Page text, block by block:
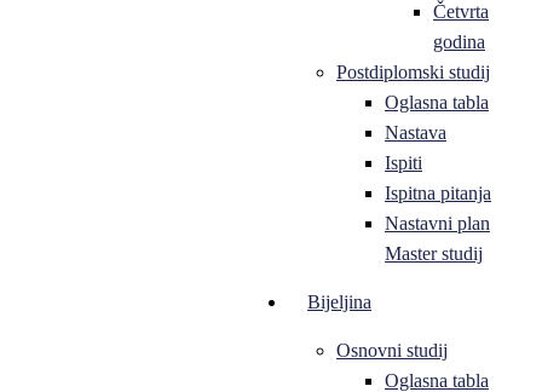
Četvrta
godina
Postdiplomski studij
Oglasna tabla
Nastava
Ispiti
Ispitna pitanja
Nastavni plan
Master studij
Bijeljina
Osnovni studij
Oglasna tabla